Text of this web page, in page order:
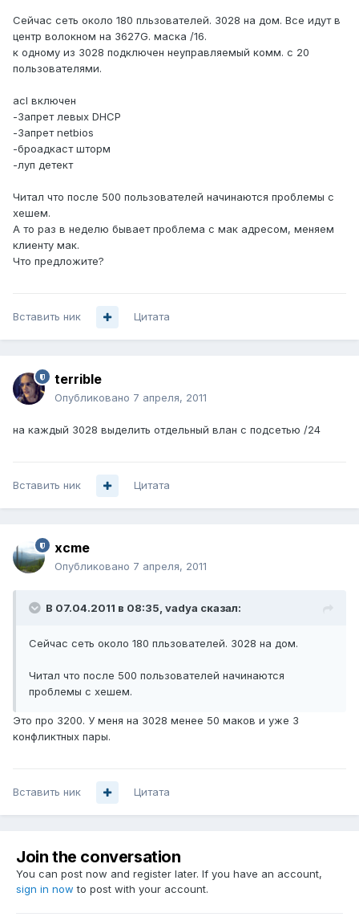
Сейчас сеть около 180 пльзователей. 3028 на дом. Все идут в
центр волокном на 3627G. маска /16.
к одному из 3028 подключен неуправляемый комм. с 20
пользователями.
acl включен
-Запрет левых DHCP
-Запрет netbios
-броадкаст шторм
-луп детект
Читал что после 500 пользователей начинаются проблемы с
хешем.
А то раз в неделю бывает проблема с мак адресом, меняем
клиенту мак.
Что предложите?
Вставить ник Цитата
terrible
Опубликовано 7 апреля, 2011
на каждый 3028 выделить отдельный влан с подсетью /24
Вставить ник Цитата
xcme
Опубликовано 7 апреля, 2011
В 07.04.2011 в 08:35, vadya сказал:
Сейчас сеть около 180 пльзователей. 3028 на дом.
Читал что после 500 пользователей начинаются
проблемы с хешем.
Это про 3200. У меня на 3028 менее 50 маков и уже 3
конфликтных пары.
Вставить ник Цитата
Join the conversation
You can post now and register later. If you have an account,
sign in now to post with your account.